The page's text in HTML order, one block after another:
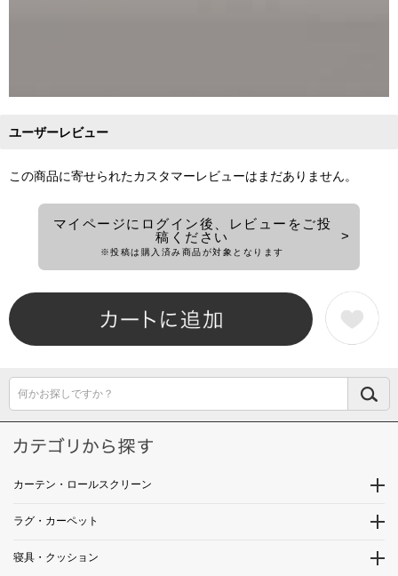
ユーザーレビュー
この商品に寄せられたカスタマーレビューはまだありません。
マイページにログイン後、レビューをご投
稿ください
※投稿は購入済み商品が対象となります
何かお探しですか？
カーテン・ロールスクリーン
ラグ・カーペット
寝具・クッション